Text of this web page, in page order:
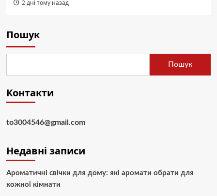
2 дні тому назад
Пошук
Пошук
Контакти
to3004546@gmail.com
Недавні записи
Ароматичні свічки для дому: які аромати обрати для
кожної кімнати